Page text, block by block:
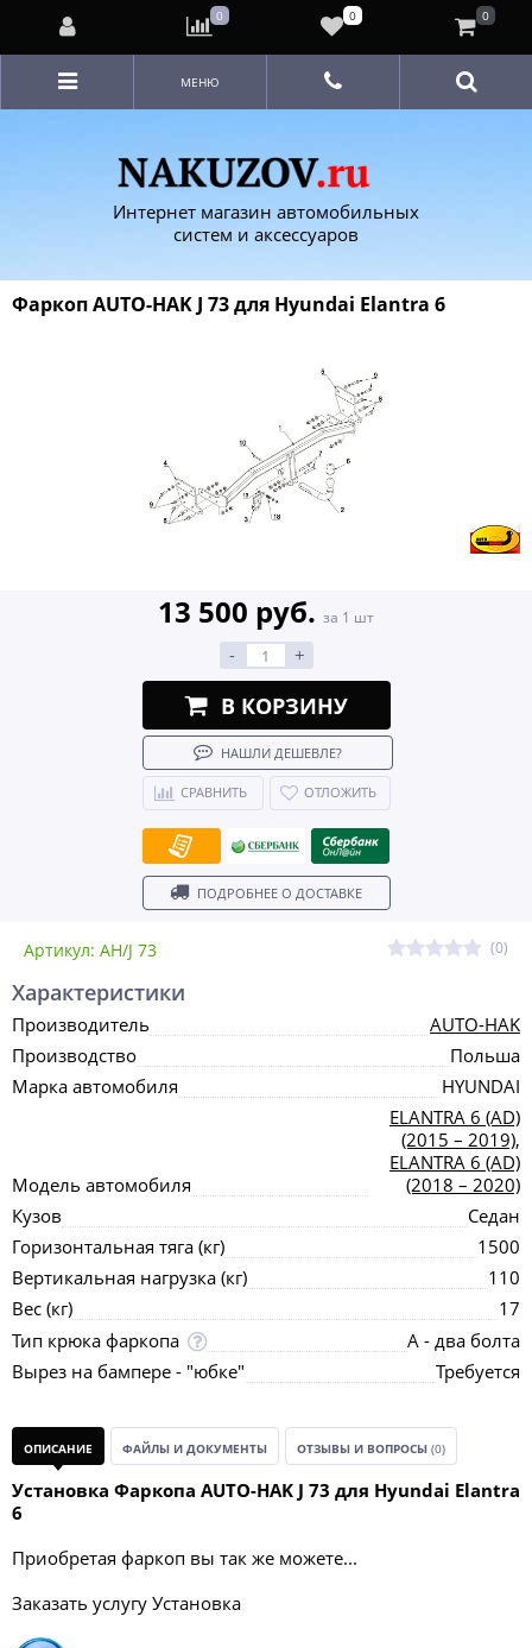
Интернет магазин автомобильных
систем и аксессуаров
МЕНЮ
Фаркоп AUTO-HAK J 73 для Hyundai Elantra 6
Артикул: AH/J 73 (0)
13 500 руб. за 1 шт
- +
В КОРЗИНУ
НАШЛИ ДЕШЕВЛЕ?
СРАВНИТЬ ОТЛОЖИТЬ
ПОДРОБНЕЕ О ДОСТАВКЕ
Характеристики
Производитель
AUTO-HAK
Производство
Польша
Марка автомобиля
HYUNDAI
Модель автомобиля
ELANTRA 6 (AD)
(2015 – 2019),
ELANTRA 6 (AD)
(2018 – 2020)
Кузов
Седан
Горизонтальная тяга (кг)
1500
Вертикальная нагрузка (кг)
110
Вес (кг)
17
Тип крюка фаркопа
А - два болта
Вырез на бампере - "юбке"
Требуется
ОПИСАНИЕ ФАЙЛЫ И ДОКУМЕНТЫ ОТЗЫВЫ И ВОПРОСЫ (0)
Установка Фаркопа AUTO-HAK J 73 для Hyundai Elantra
6
Приобретая фаркоп вы так же можете...
Заказать услугу Установка
0 0 0